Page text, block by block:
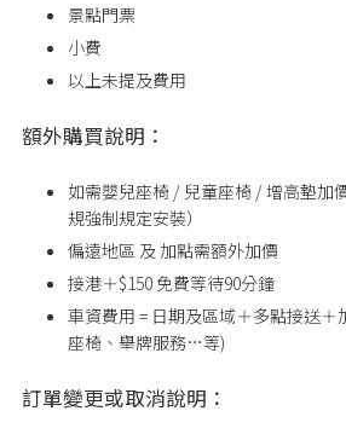
景點門票
小費
以上未提及費用
額外購買說明：
如需嬰兒座椅 / 兒童座椅 / 增高墊加
規強制規定安裝）
偏遠地區 及 加點需額外加價
接港＋$150 免費等待90分鐘
車資費用 = 日期及區域＋多點接送
座椅、舉牌服務…等)
訂單變更或取消說明：